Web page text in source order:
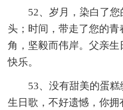
52、岁月，染白了
头；时间，带走了您的
角，坚毅而伟岸。父亲生
快乐。
53、没有甜美的蛋
生日歌，不好遗憾，你